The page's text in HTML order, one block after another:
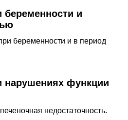
и
беременности и в период
нарушениях функции
недостаточность.